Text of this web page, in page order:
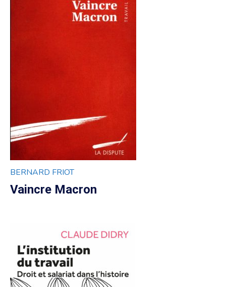
BERNARD FRIOT
Vaincre Macron